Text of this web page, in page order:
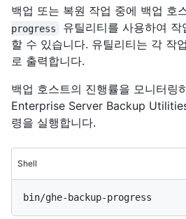
백업 또는 복원 작업 중에 백업 호
progress
유틸리티를 사용하여
할 수 있습니다. 유틸리티는 각 작
로 출력합니다.
백업 호스트의 진행률을 모니터링
Enterprise Server Backup
령을 실행합니다.
Shell